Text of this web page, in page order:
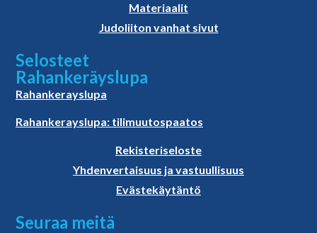
Materiaalit
Judoliiton vanhat sivut
Selosteet
Rahankeräyslupa
Rahankerayslupa
Rahankerayslupa: tilimuutospaatos
Rekisteriseloste
Yhdenvertaisuus ja vastuullisuus
Evästekäytäntö
Seuraa meitä